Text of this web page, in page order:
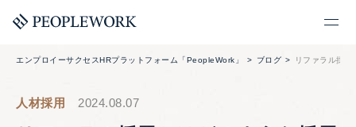
エンプロイーサクセスHRプラットフォーム「PeopleWork」 ブログ リファラル採
人材採用 2024.08.07